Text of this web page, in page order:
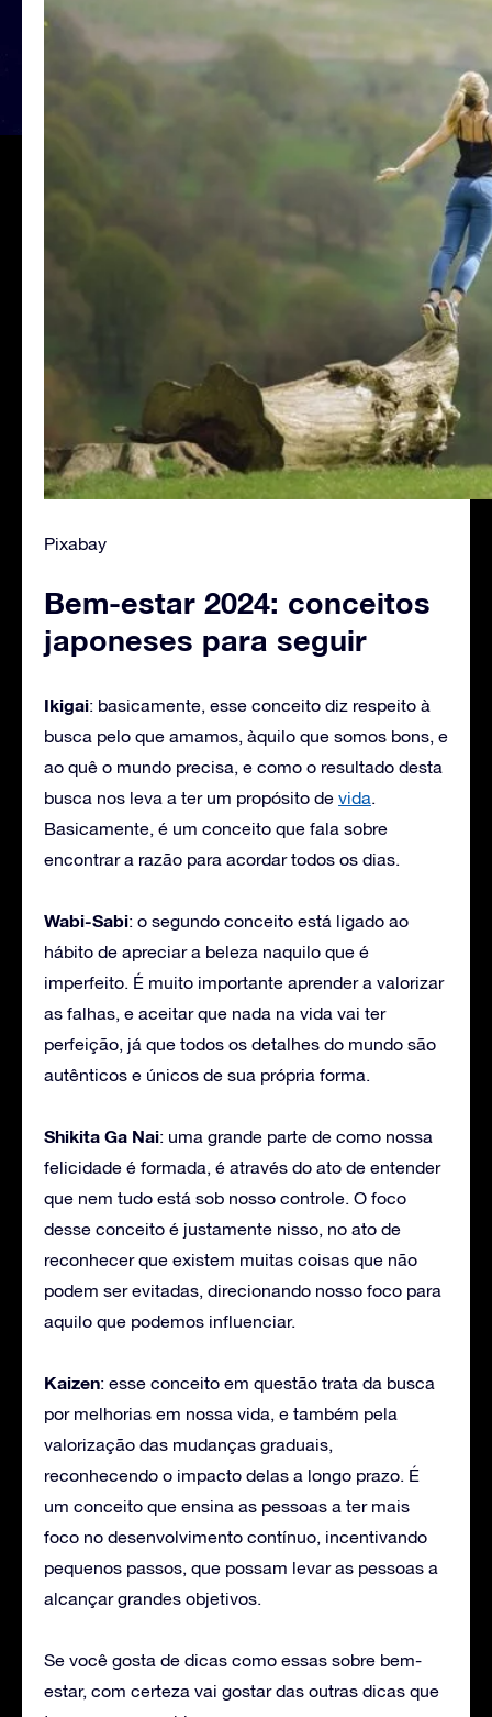
Pixabay
Bem-estar 2024: conceitos
japoneses para seguir
Ikigai: basicamente, esse conceito diz respeito à
busca pelo que amamos, àquilo que somos bons, e
ao quê o mundo precisa, e como o resultado desta
busca nos leva a ter um propósito de vida
Basicamente, é um conceito que fala sobre
encontrar a razão para acordar todos os dias.
Wabi-Sabi: o segundo conceito está ligado ao
hábito de apreciar a beleza naquilo que é
imperfeito. É muito importante aprender a valorizar
as falhas, e aceitar que nada na vida vai ter
perfeição, já que todos os detalhes do mundo são
autênticos e únicos de sua própria forma.
Shikita Ga Nai: uma grande parte de como nossa
felicidade é formada, é através do ato de entender
que nem tudo está sob nosso controle. O foco
desse conceito é justamente nisso, no ato de
reconhecer que existem muitas coisas que não
podem ser evitadas, direcionando nosso foco para
aquilo que podemos influenciar.
Kaizen: esse conceito em questão trata da busca
por melhorias em nossa vida, e também pela
valorização das mudanças graduais,
reconhecendo o impacto delas a longo prazo. É
um conceito que ensina as pessoas a ter mais
foco no desenvolvimento contínuo, incentivando
pequenos passos, que possam levar as pessoas a
alcançar grandes objetivos.
Se você gosta de dicas como essas sobre bem-
estar, com certeza vai gostar das outras dicas que